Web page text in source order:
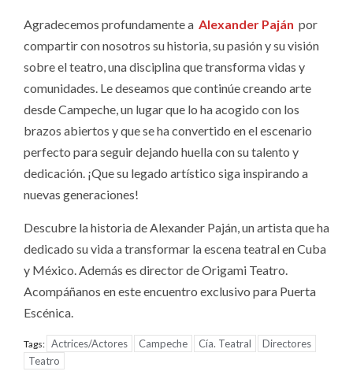
Agradecemos profundamente a Alexander Paján por
compartir con nosotros su historia, su pasión y su visión
sobre el teatro, una disciplina que transforma vidas y
comunidades. Le deseamos que continúe creando arte
desde Campeche, un lugar que lo ha acogido con los
brazos abiertos y que se ha convertido en el escenario
perfecto para seguir dejando huella con su talento y
dedicación. ¡Que su legado artístico siga inspirando a
nuevas generaciones!
Descubre la historia de Alexander Paján, un artista que ha
dedicado su vida a transformar la escena teatral en Cuba
y México. Además es director de Origami Teatro.
Acompáñanos en este encuentro exclusivo para Puerta
Escénica.
Tags: Actrices/Actores Campeche Cía. Teatral
Directores
Teatro